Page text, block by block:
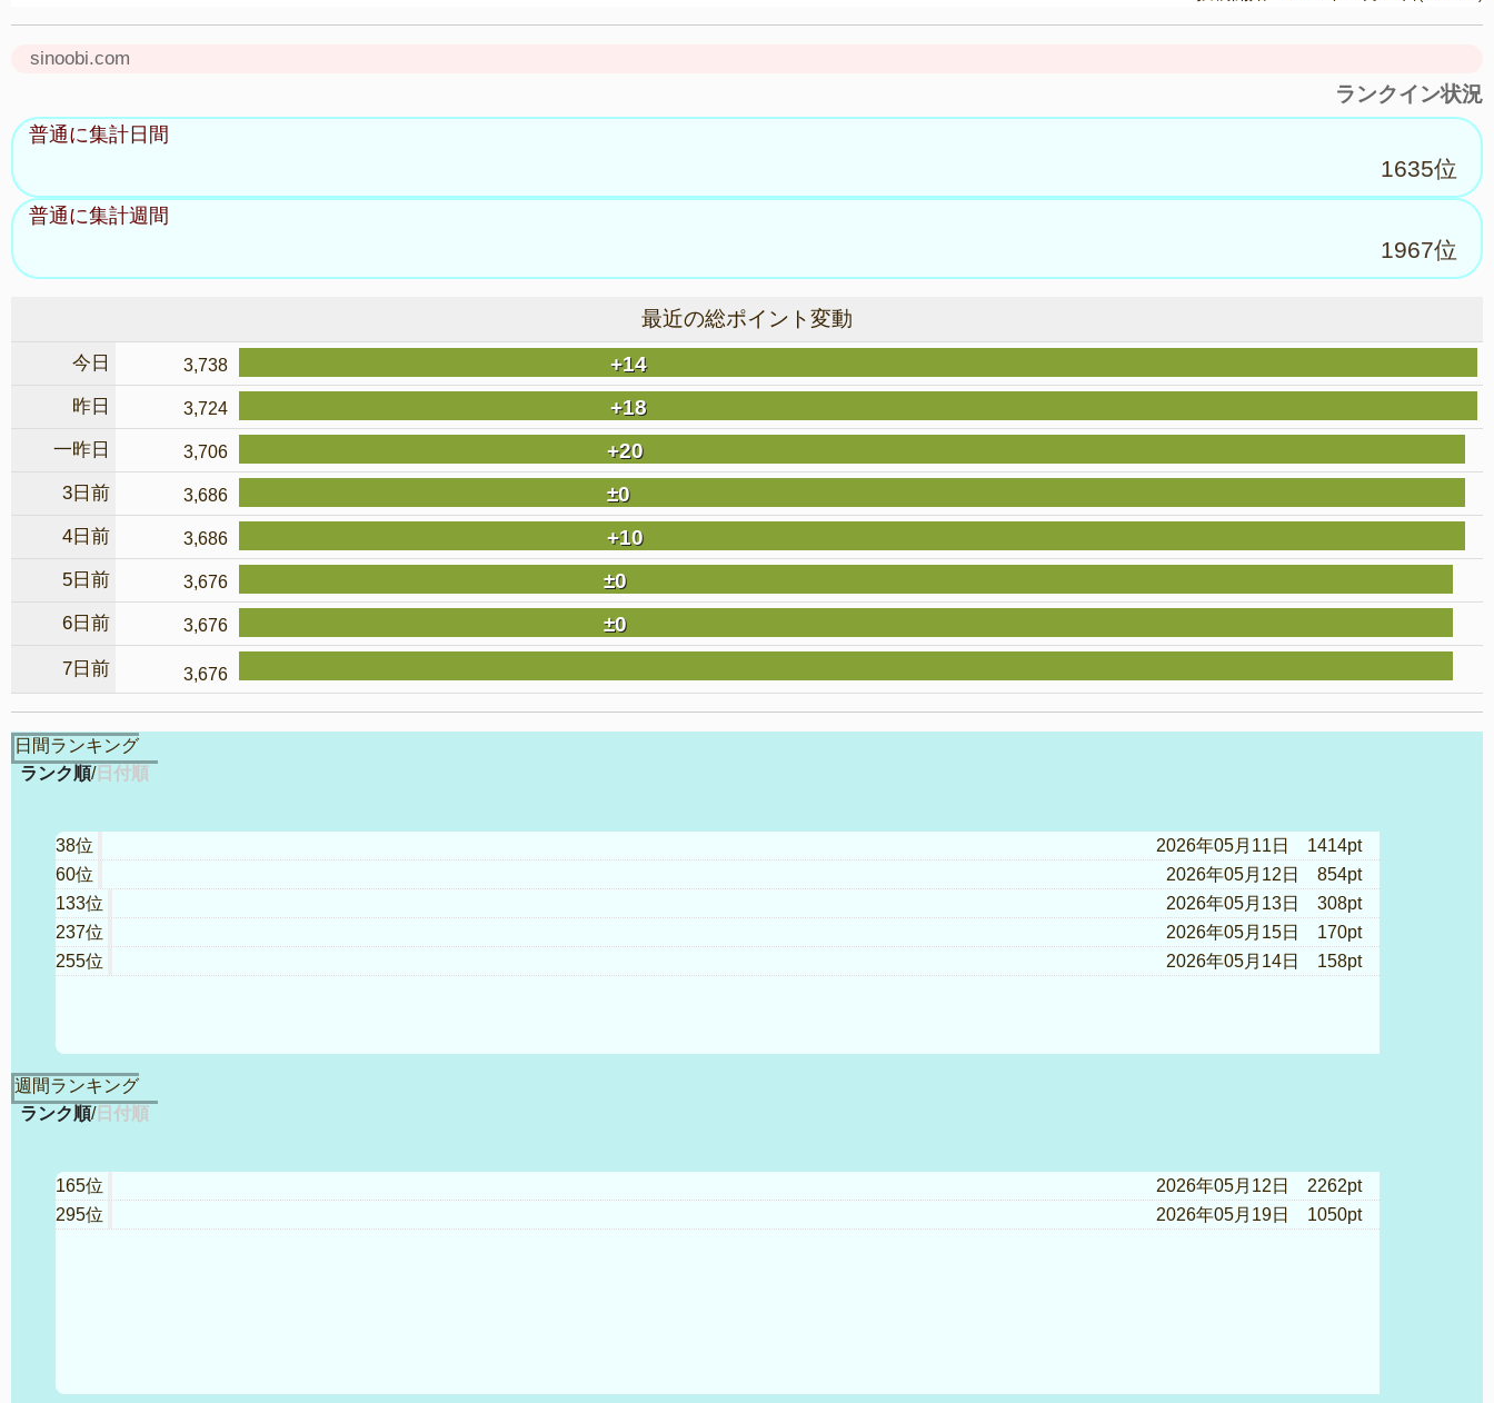
sinoobi.com
ランクイン状況
普通に集計日間
1635位
普通に集計週間
1967位
最近の総ポイント変動
今日 3,738 +14
昨日 3,724 +18
一昨日 3,706 +20
3日前 3,686 ±0
4日前 3,686 +10
5日前 3,676 ±0
6日前 3,676 ±0
7日前 3,676
日間ランキング
ランク順/日付順
38位
2026年05月11日 1414pt
60位
2026年05月12日 854pt
133位
2026年05月13日 308pt
237位
2026年05月15日 170pt
255位
2026年05月14日 158pt
週間ランキング
ランク順/日付順
165位
2026年05月12日 2262pt
295位
2026年05月19日 1050pt